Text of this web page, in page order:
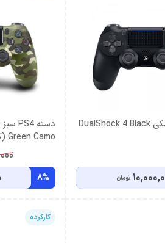
دسته PS4 مشکی DualShock 4 Black
تومان
Green Camo (کارکرده)
8%
کارکرده